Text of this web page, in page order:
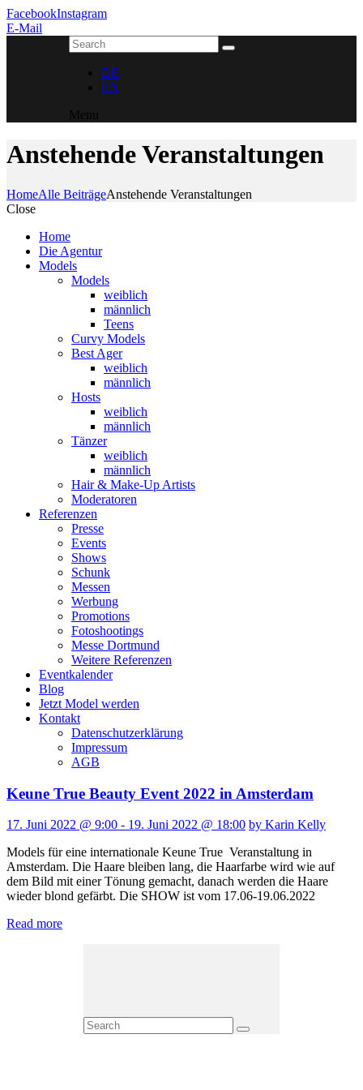
FacebookInstagram
E-Mail
DE
EN
Menu
Anstehende Veranstaltungen
HomeAlle BeiträgeAnstehende Veranstaltungen
Close
Home
Die Agentur
Models
Models
weiblich
männlich
Teens
Curvy Models
Best Ager
weiblich
männlich
Hosts
weiblich
männlich
Tänzer
weiblich
männlich
Hair & Make-Up Artists
Moderatoren
Referenzen
Presse
Events
Shows
Schunk
Messen
Werbung
Promotions
Fotoshootings
Messe Dortmund
Weitere Referenzen
Eventkalender
Blog
Jetzt Model werden
Kontakt
Datenschutzerklärung
Impressum
AGB
Keune True Beauty Event 2022 in Amsterdam
17. Juni 2022 @ 9:00 - 19. Juni 2022 @ 18:00 by Karin Kelly
Models für eine internationale Keune True Veranstaltung in
Amsterdam. Die Haare bleiben lang, die Haarfarbe wird wie auf
dem Bild mit einer Tönung gemacht, danach werden die Haare
wieder blond gefärbt. Die SHOW ist vom 17.06-19.06.2022
Read more